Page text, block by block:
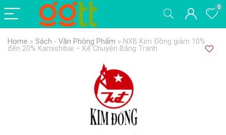
0
Home » Sách - Văn Phòng Phẩm » NXB Kim Đồng giảm 10%
đến 20% Kamishibai – Kể Chuyện Bằng Tranh